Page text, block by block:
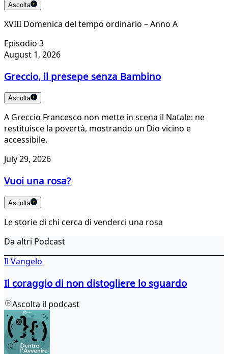
Ascolta
XVIII Domenica del tempo ordinario – Anno A
Episodio 3
August 1, 2026
Greccio, il presepe senza Bambino
Ascolta
A Greccio Francesco non mette in scena il Natale: ne
restituisce la povertà, mostrando un Dio vicino e
accessibile.
July 29, 2026
Vuoi una rosa?
Ascolta
Le storie di chi cerca di venderci una rosa
Da altri Podcast
Il Vangelo
Il coraggio di non distogliere lo sguardo
Ascolta il podcast